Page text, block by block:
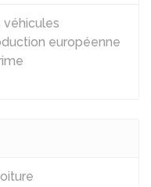
véhicules
européenne